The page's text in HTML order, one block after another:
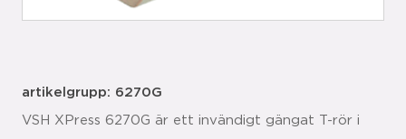
artikelgrupp: 6270G
VSH XPress 6270G är ett invändigt gängat T-rör i